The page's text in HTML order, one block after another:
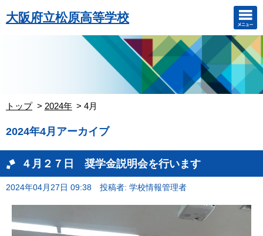
大阪府立松原高等学校
トップ 2024年 4月
2024年4月アーカイブ
４月２７日 奨学金説明会を行います
2024年04月27日 09:38 投稿者: 学校情報管理者